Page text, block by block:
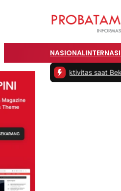
NASIONAL
Produktivitas saat Bekerja dari